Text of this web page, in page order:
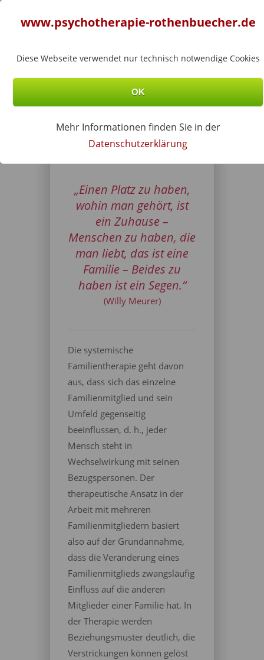
www.psychotherapie-rothenbuecher.de
Diese Webseite verwendet nur technisch notwendige Cookies
OK
Mehr Informationen finden Sie in der
Datenschutzerklärung
ROTHENBÜCHER
Familientherapie
Familientherapie
„Einen Platz zu haben,
wohin man gehört, ist
ein Zuhause –
Menschen zu haben, die
man liebt, das ist eine
Familie – Beides zu
haben ist ein Segen.“
(Willy Meurer)
Die systemische
Familientherapie geht davon
aus, dass sich das einzelne
Familienmitglied und sein
Umfeld gegenseitig
beeinflussen, d. h., jeder
Mensch steht in
Wechselwirkung mit seinen
Bezugspersonen. Der
therapeutische Ansatz in der
Arbeit mit mehreren
Familienmitgliedern basiert
also auf der Grundannahme,
dass die Veränderung eines
Familienmitglieds zwangsläufig
Einfluss auf die anderen
Mitglieder einer Familie hat. In
der Therapie werden
Beziehungsmuster deutlich, die
Verstrickungen können gelöst